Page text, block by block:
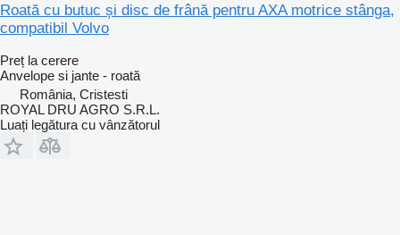
Roată cu butuc și disc de frână pentru AXA motrice stânga,
compatibil Volvo
Preț la cerere
Anvelope si jante - roată
România, Cristesti
ROYAL DRU AGRO S.R.L.
Luați legătura cu vânzătorul